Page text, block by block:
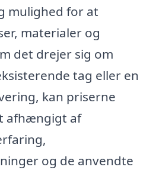
mulighed for at
materialer og
det drejer sig om
tag eller en
kan priserne
afhængigt af
og de anvendte